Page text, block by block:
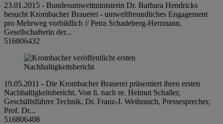
23.01.2015 - Bundesumweltministerin Dr. Barbara Hendricks
besucht Krombacher Brauerei - umweltfreundliches Engagement
pro Mehrweg vorbildlich // Petra Schadeberg-Herrmann,
Gesellschafterin der...
516806432
19.05.2011 - Die Krombacher Brauerei präsentiert ihren ersten
Nachhaltigkeitsbericht. Von li. nach re. Helmut Schaller,
Geschäftsführer Technik, Dr. Franz-J. Weihrauch, Pressesprecher,
Prof. Dr...
516806408